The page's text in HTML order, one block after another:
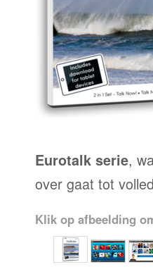
Eurotalk serie,
over gaat tot
Klik op afbeelding